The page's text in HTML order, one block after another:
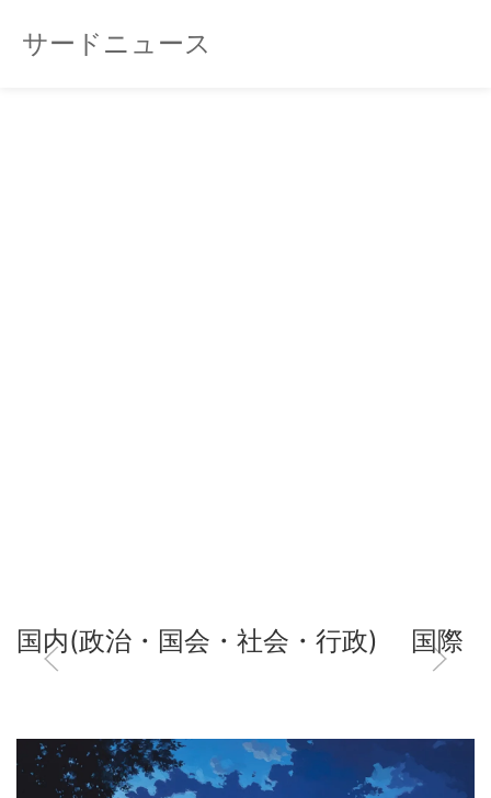
サードニュース
国内(政治・国会・社会・行政) 国際